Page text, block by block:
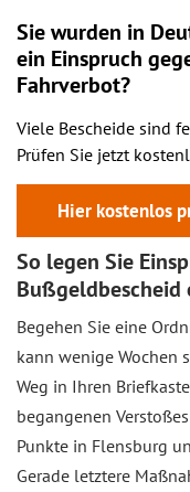
Sie wurden in
ein Einspruch
Fahrverbot?
Viele Bescheide sind
Prüfen Sie jetzt
Hier kostenlos
So legen Sie
Bußgeldbescheid
Begehen Sie eine
kann wenige Wochen
Weg in Ihren
begangenen
Punkte in Flensburg
Gerade letztere